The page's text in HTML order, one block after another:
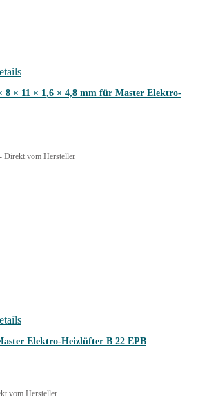
8 × 11 × 1,6 × 4,8 mm für Master Elektro-
Direkt vom Hersteller
Elektro-Heizlüfter B 22 EPB
vom Hersteller